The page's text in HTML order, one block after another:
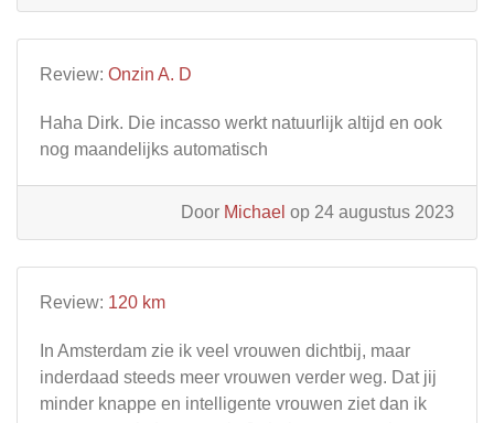
Review: Onzin A. D
Haha Dirk. Die incasso werkt natuurlijk altijd en ook
nog maandelijks automatisch
Door Michael op 24 augustus 2023
Review: 120 km
In Amsterdam zie ik veel vrouwen dichtbij, maar
inderdaad steeds meer vrouwen verder weg. Dat jij
minder knappe en intelligente vrouwen ziet dan ik